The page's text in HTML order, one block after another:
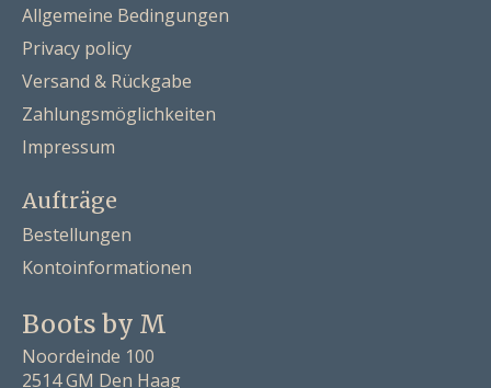
Allgemeine Bedingungen
Privacy policy
Versand & Rückgabe
Zahlungsmöglichkeiten
Impressum
Aufträge
Bestellungen
Kontoinformationen
Boots by M
Noordeinde 100
2514 GM Den Haag